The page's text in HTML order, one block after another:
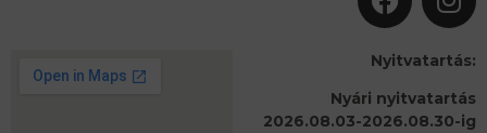
Nyitvatartás:
Nyári nyitvatartás
2026.08.03-2026.08.30-ig